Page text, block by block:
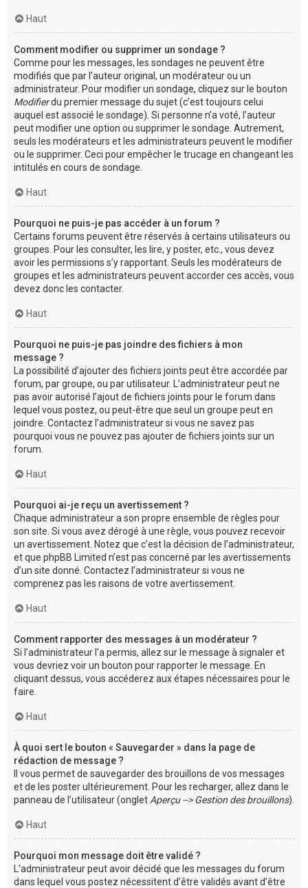
Haut
Comment modifier ou supprimer un sondage ?
Comme pour les messages, les sondages ne peuvent être
modifiés que par l’auteur original, un modérateur ou un
administrateur. Pour modifier un sondage, cliquez sur le bouton
Modifierdu premier message du sujet (c’est toujours celui
auquel est associé le sondage). Si personne n’a voté, l’auteur
peut modifier une option ou supprimer le sondage. Autrement,
seuls les modérateurs et les administrateurs peuvent le modifier
ou le supprimer. Ceci pour empêcher le trucage en changeant les
intitulés en cours de sondage.
Haut
Pourquoi ne puis-je pas accéder à un forum ?
Certains forums peuvent être réservés à certains utilisateurs ou
groupes. Pour les consulter, les lire, y poster, etc., vous devez
avoir les permissions s’y rapportant. Seuls les modérateurs de
groupes et les administrateurs peuvent accorder ces accès, vous
devez donc les contacter.
Haut
Pourquoi ne puis-je pas joindre des fichiers à mon
message ?
La possibilité d’ajouter des fichiers joints peut être accordée par
forum, par groupe, ou par utilisateur. L’administrateur peut ne
pas avoir autorisé l’ajout de fichiers joints pour le forum dans
lequel vous postez, ou peut-être que seul un groupe peut en
joindre. Contactez l’administrateur si vous ne savez pas
pourquoi vous ne pouvez pas ajouter de fichiers joints sur un
forum.
Haut
Pourquoi ai-je reçu un avertissement ?
Chaque administrateur a son propre ensemble de règles pour
son site. Si vous avez dérogé à une règle, vous pouvez recevoir
un avertissement. Notez que c’est la décision de l’administrateur,
et que phpBB Limited n’est pas concerné par les avertissements
d’un site donné. Contactez l’administrateur si vous ne
comprenez pas les raisons de votre avertissement.
Haut
Comment rapporter des messages à un modérateur ?
Si l’administrateur l’a permis, allez sur le message à signaler et
vous devriez voir un bouton pour rapporter le message. En
cliquant dessus, vous accéderez aux étapes nécessaires pour le
faire.
Haut
À quoi sert le bouton « Sauvegarder » dans la page de
rédaction de message ?
Il vous permet de sauvegarder des brouillons de vos messages
et de les poster ultérieurement. Pour les recharger, allez dans le
panneau de l’utilisateur (onglet Aperçu --> Gestion des brouillons).
Haut
Pourquoi mon message doit être validé ?
L’administrateur peut avoir décidé que les messages du forum
dans lequel vous postez nécessitent d’être validés avant d’être